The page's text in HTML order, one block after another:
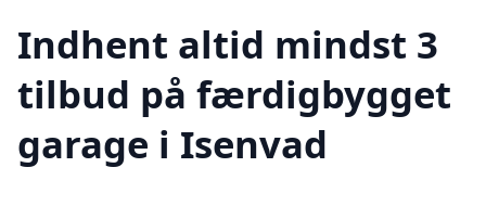
Indhent altid mindst 3
tilbud på færdigbygget
garage i Isenvad